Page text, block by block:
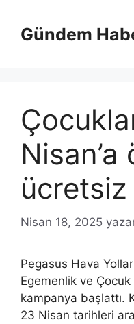
Gündem
Nisan’a
Nisan 18, 2025
Pegasus Hava
Egemenlik ve Çocuk
kampanya başlattı.
23 Nisan tarihleri